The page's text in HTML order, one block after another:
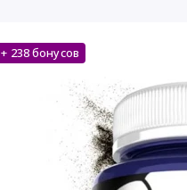
+ 238 бонусов